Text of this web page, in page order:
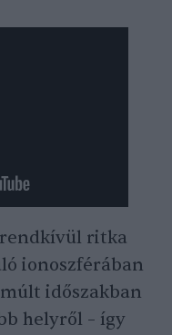
ritka
ionoszférában
időszakban
helyről – így